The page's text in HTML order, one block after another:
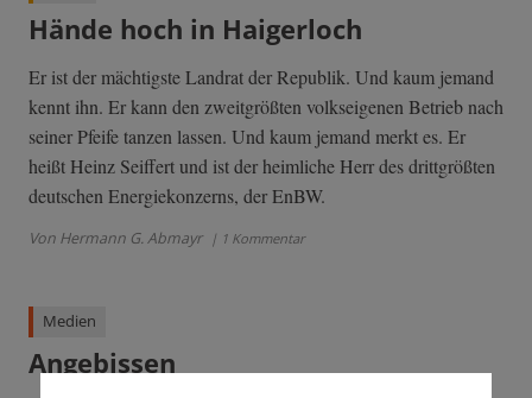
Hände hoch in Haigerloch
Er ist der mächtigste Landrat der Republik. Und kaum jemand
kennt ihn. Er kann den zweitgrößten volkseigenen Betrieb nach
seiner Pfeife tanzen lassen. Und kaum jemand merkt es. Er
heißt Heinz Seiffert und ist der heimliche Herr des drittgrößten
deutschen Energiekonzerns, der EnBW.
Von Hermann G. Abmayr | 1 Kommentar
Medien
Angebissen